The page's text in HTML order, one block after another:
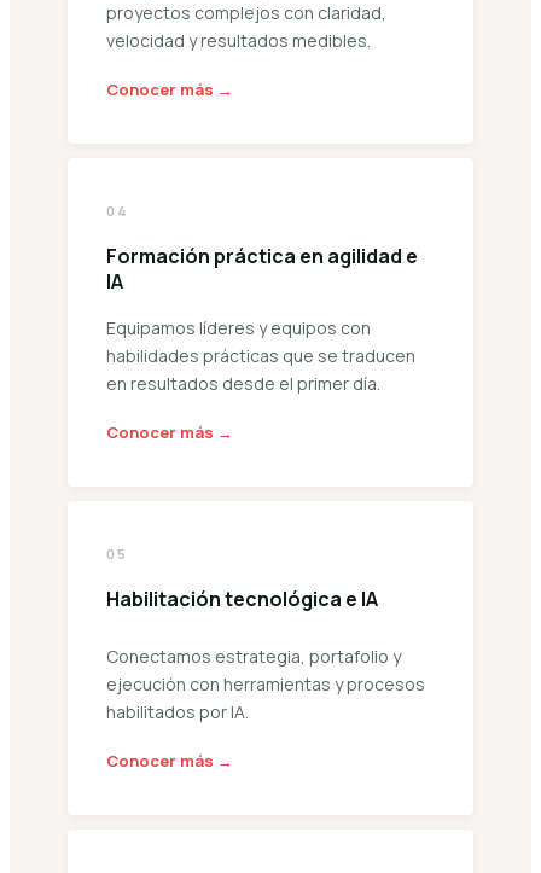
proyectos complejos con claridad,
velocidad y resultados medibles.
Conocer más →
04
Formación práctica en agilidad e
IA
Equipamos líderes y equipos con
habilidades prácticas que se traducen
en resultados desde el primer día.
Conocer más →
05
Habilitación tecnológica e IA
Conectamos estrategia, portafolio y
ejecución con herramientas y procesos
habilitados por IA.
Conocer más →